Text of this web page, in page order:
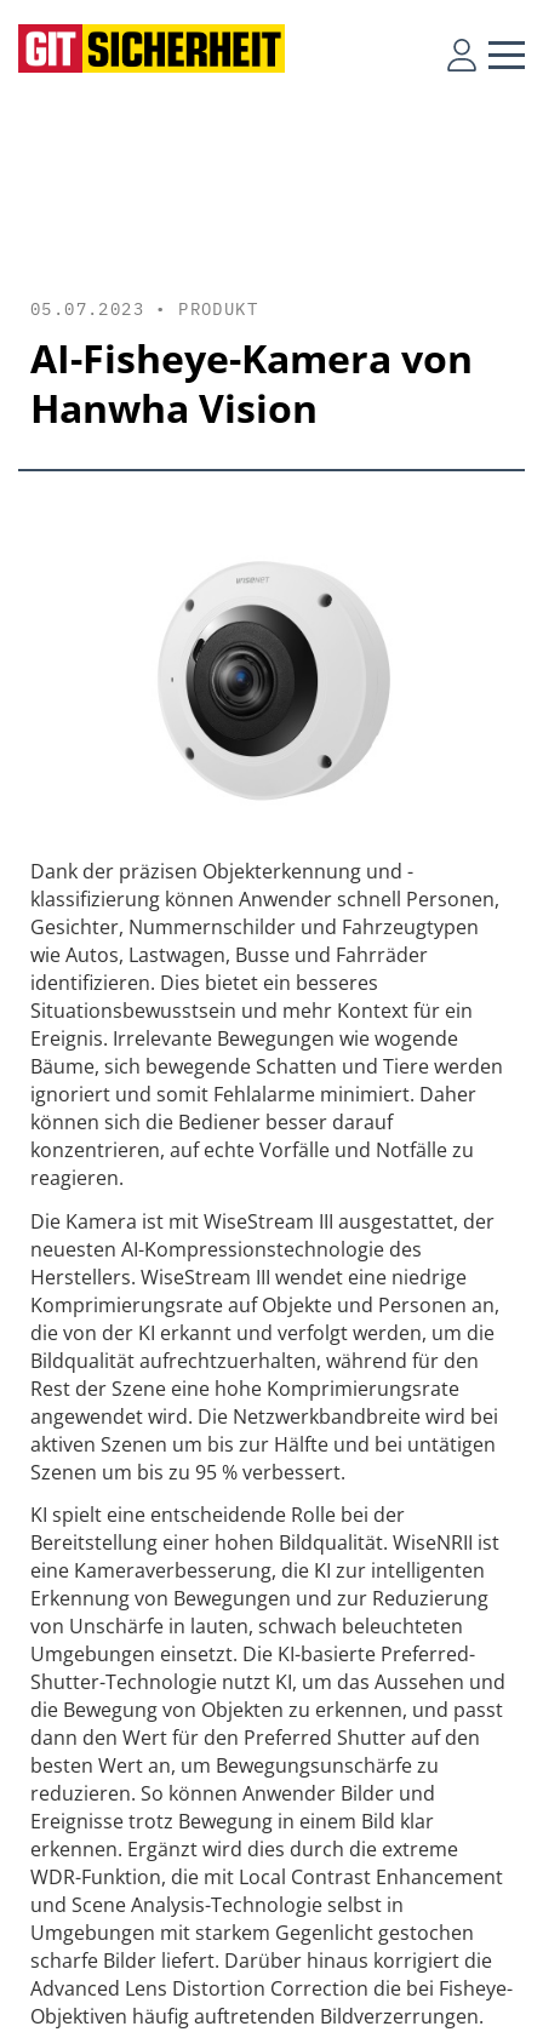
05.07.2023 • PRODUKT
AI-Fisheye-Kamera von
Hanwha Vision
Dank der präzisen Objekterkennung und -
klassifizierung können Anwender schnell Personen,
Gesichter, Nummernschilder und Fahrzeugtypen
wie Autos, Lastwagen, Busse und Fahrräder
identifizieren. Dies bietet ein besseres
Situationsbewusstsein und mehr Kontext für ein
Ereignis. Irrelevante Bewegungen wie wogende
Bäume, sich bewegende Schatten und Tiere werden
ignoriert und somit Fehlalarme minimiert. Daher
können sich die Bediener besser darauf
konzentrieren, auf echte Vorfälle und Notfälle zu
reagieren.
Die Kamera ist mit WiseStream III ausgestattet, der
neuesten AI-Kompressionstechnologie des
Herstellers. WiseStream III wendet eine niedrige
Komprimierungsrate auf Objekte und Personen an,
die von der KI erkannt und verfolgt werden, um die
Bildqualität aufrechtzuerhalten, während für den
Rest der Szene eine hohe Komprimierungsrate
angewendet wird. Die Netzwerkbandbreite wird bei
aktiven Szenen um bis zur Hälfte und bei untätigen
Szenen um bis zu 95 % verbessert.
KI spielt eine entscheidende Rolle bei der
Bereitstellung einer hohen Bildqualität. WiseNRII ist
eine Kameraverbesserung, die KI zur intelligenten
Erkennung von Bewegungen und zur Reduzierung
von Unschärfe in lauten, schwach beleuchteten
Umgebungen einsetzt. Die KI-basierte Preferred-
Shutter-Technologie nutzt KI, um das Aussehen und
die Bewegung von Objekten zu erkennen, und passt
dann den Wert für den Preferred Shutter auf den
besten Wert an, um Bewegungsunschärfe zu
reduzieren. So können Anwender Bilder und
Ereignisse trotz Bewegung in einem Bild klar
erkennen. Ergänzt wird dies durch die extreme
WDR-Funktion, die mit Local Contrast Enhancement
und Scene Analysis-Technologie selbst in
Umgebungen mit starkem Gegenlicht gestochen
scharfe Bilder liefert. Darüber hinaus korrigiert die
Advanced Lens Distortion Correction die bei Fisheye-
Objektiven häufig auftretenden Bildverzerrungen.